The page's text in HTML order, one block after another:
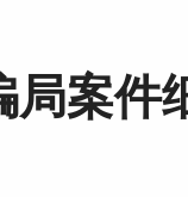
局案件